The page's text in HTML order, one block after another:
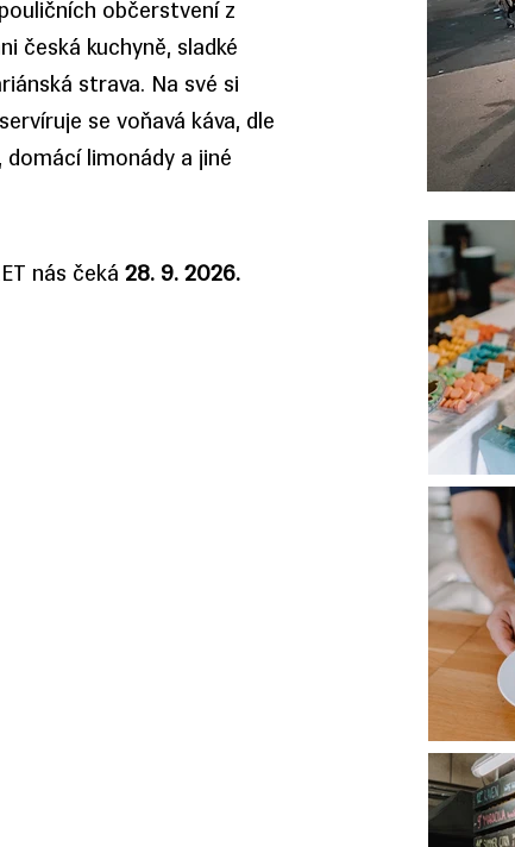
občerstvení z
česká kuchyně, sladké
strava. Na své si
se voňavá káva, dle
limonády a jiné
nás čeká 28. 9. 2026.